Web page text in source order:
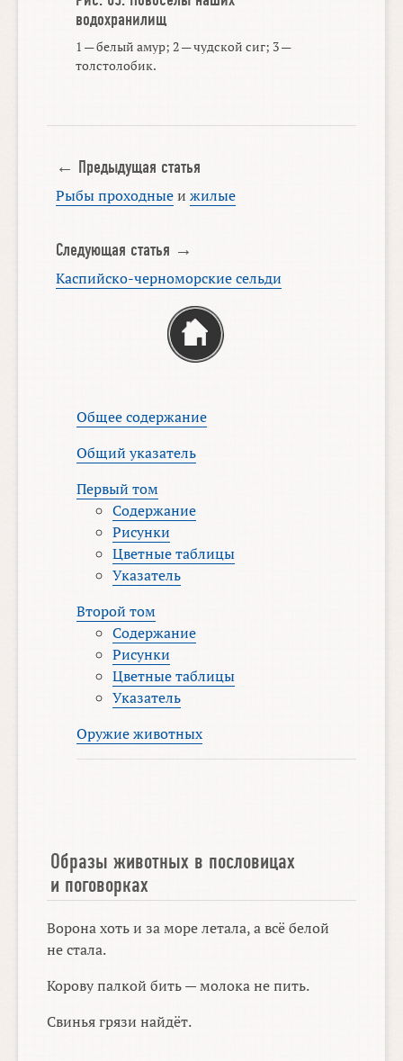
водохранилищ
1 — белый амур; 2 — чудской сиг; 3 —
толстолобик.
← Предыдущая статья
Рыбы проходныеи жилые
Следующая статья →
Каспийско-черноморские сельди
Общее содержание
Общий указатель
Первый том
Содержание
Рисунки
Цветные таблицы
Указатель
Второй том
Содержание
Рисунки
Цветные таблицы
Указатель
Оружие животных
Образы животных в пословицах
и поговорках
Ворона хоть и за море летала, а всё белой
не стала.
Корову палкой бить — молока не пить.
Свинья грязи найдёт.